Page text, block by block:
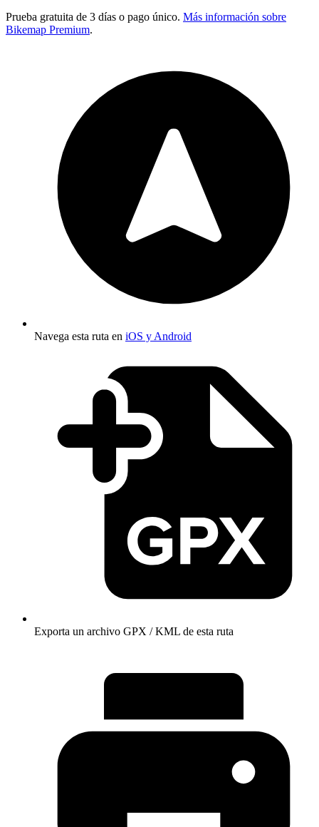
Prueba gratuita de 3 días o pago único. Más información sobre
Bikemap Premium.
Navega esta ruta en iOS y Android
Exporta un archivo GPX / KML de esta ruta